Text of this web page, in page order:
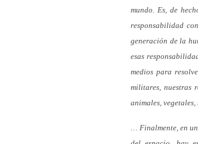
mundo. Es, de
responsabilidad
generación de la
esas
medios para
militares, nuestras
animales,
… Finalmente, en